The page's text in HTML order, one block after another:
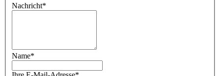
Nachricht*
Name*